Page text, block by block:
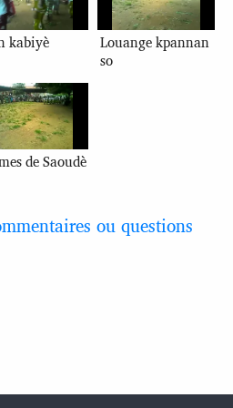
kabiyè
Louange kpannan
so
de Saoudè
ou questions